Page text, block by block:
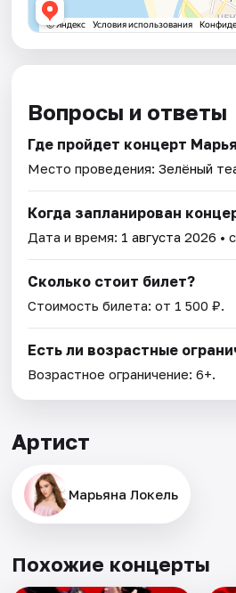
Вопросы и ответы
Где пройдет концерт
Место проведения:Зелёный
Когда запланирован
Дата и время: 1 августа 2026 •
Сколько стоит билет?
Стоимость билета: от 1 500 ₽.
Есть ли возрастные
Возрастное ограничение: 6+.
Артист
Марьяна Локель
Похожие концерты